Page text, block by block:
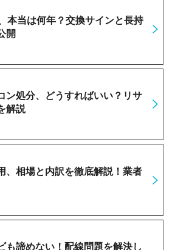
本当は何年？交換サインと長持
開
ン処分、どうすればいい？リサ
解説
、相場と内訳を徹底解説！業者
も諦めない！配線問題を解決し